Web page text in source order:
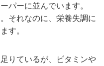
パーに並んでいます。
それなのに、栄養失調に
す。
りているが、ビタミンや